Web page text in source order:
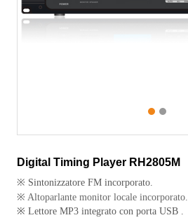
Digital Timing Player RH2805M
※ Sintonizzatore FM incorporato.
※ Altoparlante monitor locale incorporato.
※ Lettore MP3 integrato con porta USB .